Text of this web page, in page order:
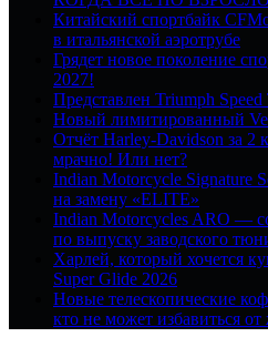
Китайский спортбайк
в итальянской аэротрубе
Грядет новое поколение
2027!
Представлен Triumph
Новый лимитированный
Отчёт Harley-Davidson за 2
мрачно! Или нет?
Indian Motorcycle Signature
на замену «ELITE»
Indian Motorcycles ARO —
по выпуску заводского
Харлей, который хочется
Super Glide 2026
Новые телескопические
кто не может избавиться